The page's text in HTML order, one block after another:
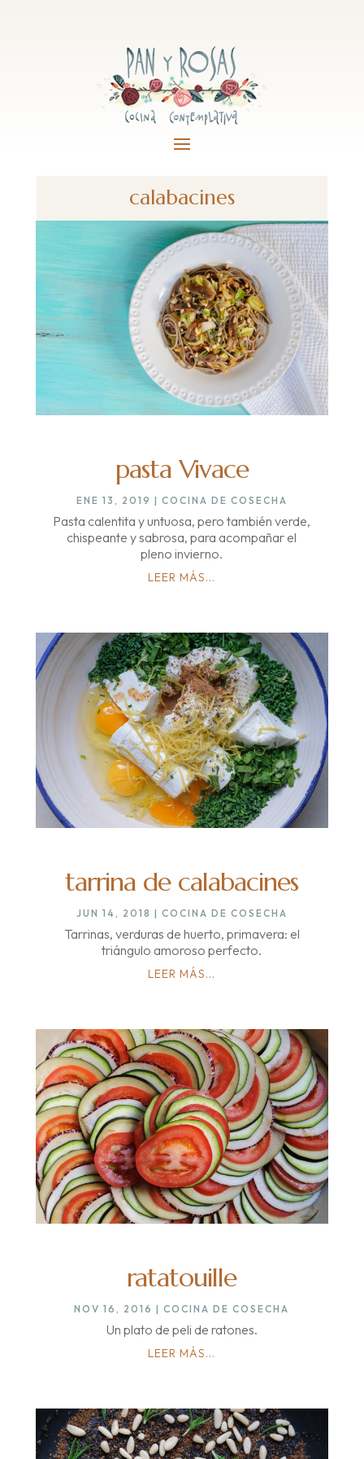
calabacines
pasta Vivace
ENE 13, 2019 | COCINA DE COSECHA
Pasta calentita y untuosa, pero también verde,
chispeante y sabrosa, para acompañar el
pleno invierno.
LEER MÁS...
tarrina de calabacines
JUN 14, 2018 | COCINA DE COSECHA
Tarrinas, verduras de huerto, primavera: el
triángulo amoroso perfecto.
LEER MÁS...
ratatouille
NOV 16, 2016 |COCINA DE COSECHA
Un plato de peli de ratones.
LEER MÁS...